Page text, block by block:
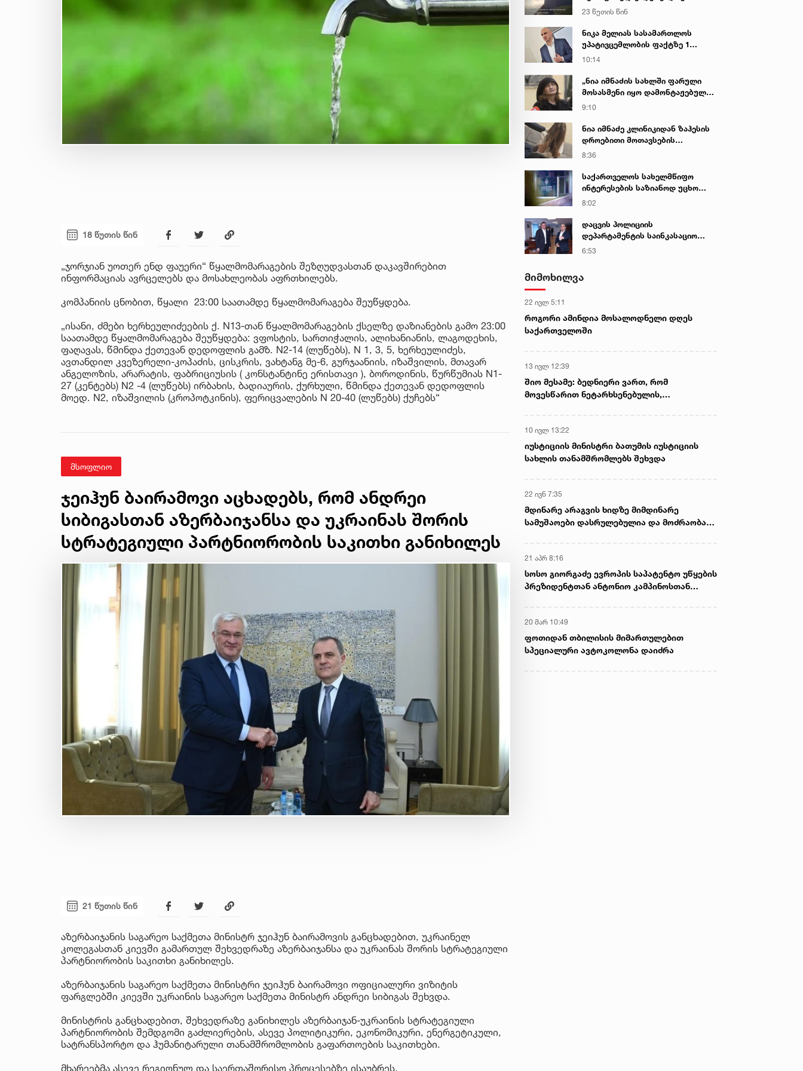
18 წუთის წინ
„ჯორჯიან უოთერ ენდ ფაუერი“ წყალმომარაგების შეზღუდვასთან დაკავშირებით
ინფორმაციას ავრცელებს და მოსახლეობას აფრთხილებს.
კომპანიის ცნობით, წყალი 23:00 საათამდე წყალმომარაგება შეუწყდება.
„ისანი, ძმები ხერხეულიძეების ქ. N13-თან წყალმომარაგების ქსელზე დაზიანების გამო 23:00
საათამდე წყალმომარაგება შეუწყდება: ვფოსტის, სართიჭალის, ალიხანიანის, ლაგოდეხის,
ფაღავას, წმინდა ქეთევან დედოფლის გამზ. N2-14 (ლუწებს), N 1, 3, 5, ხერხეულიძეს,
ავთანდილ კვეზერელი-კოპაძის, ცისკრის, ვახტანგ მე-6, გურჯაანიის, იზაშვილის, მთავარ
ანგელოზის, არარატის, ფაბრიციუსის ( კონსტანტინე ერისთავი ), ბოროდინის, წურწუმიას N1-
27 (კენტებს) N2 -4 (ლუწებს) ირბახის, ბადიაურის, ქურხული, წმინდა ქეთევან დედოფლის
მოედ. N2, იზაშვილის (კროპოტკინის), ფერიცვალების N 20-40 (ლუწებს) ქუჩებს“
მსოფლიო
ჯეიჰუნ ბაირამოვი აცხადებს, რომ ანდრეი
სიბიგასთან აზერბაიჯანსა და უკრაინას შორის
სტრატეგიული პარტნიორობის საკითხი განიხილეს
21 წუთის წინ
აზერბაიჯანის საგარეო საქმეთა მინისტრ ჯეიჰუნ ბაირამოვის განცხადებით, უკრაინელ
კოლეგასთან კიევში გამართულ შეხვედრაზე აზერბაიჯანსა და უკრაინას შორის სტრატეგიული
პარტნიორობის საკითხი განიხილეს.
აზერბაიჯანის საგარეო საქმეთა მინისტრი ჯეიჰუნ ბაირამოვი ოფიციალური ვიზიტის
ფარგლებში კიევში უკრაინის საგარეო საქმეთა მინისტრ ანდრეი სიბიგას შეხვდა.
მინისტრის განცხადებით, შეხვედრაზე განიხილეს აზერბაიჯან-უკრაინის სტრატეგიული
პარტნიორობის შემდგომი გაძლიერების, ასევე პოლიტიკური, ეკონომიკური, ენერგეტიკული,
სატრანსპორტო და ჰუმანიტარული თანამშრომლობის გაფართოების საკითხები.
მხარეებმა ასევე რეგიონულ და საერთაშორისო პროცესებზე ისაუბრეს.
აქვეყნებს, რომლის შედეგად 3
პირი დააკავეს
23 წუთის წინ
ნიკა მელიას სასამართლოს
უპატივცემლობის ფაქტზე 1
წლით და 6 თვით თავისუფლების
10:14
„ნია იმნაძის სახლში ფარული
მოსასმენი იყო დამონტაჟებული,
მისი ტელეფონიდან მასალები
9:10
ნია იმნაძე კლინიკიდან ზაჰესის
დროებითი მოთავსების
იზოლატორში გადაიყვანეს
8:36
საქართველოს სახელმწიფო
ინტერესების საზიანოდ უცხო
ქვეყნიდან მართულ და
დისკრედიტაციულ კამპანიასთან
დაკავშირებით საბოტაჟის
8:02
დაცვის პოლიციის
დეპარტამენტის საინკასაციო
მომსახურების ხარისხის
მიზნით, მონიტორინგის ახალი
6:53
მიმოხილვა
22 ივლ 5:11
როგორი ამინდია მოსალოდნელი დღეს
საქართველოში
13 ივლ 12:39
შიო მესამე: ბედნიერი ვართ, რომ
მოვესწარით ნეტარხსენებულის,
10 ივლ 13:22
იუსტიციის მინისტრი ბათუმის იუსტიციის
სახლის თანამშრომლებს შეხვდა
22 ივნ 7:35
მდინარე არაგვის ხიდზე მიმდინარე
სამუშაოები დასრულებულია და მოძრაობა
21 აპრ 8:16
სოსო გიორგაძე ევროპის საპატენტო უწყების
პრეზიდენტთან ანტონიო კამპინოსთან
20 მარ 10:49
ფოთიდან თბილისის მიმართულებით
სპეციალური ავტოკოლონა დაიძრა